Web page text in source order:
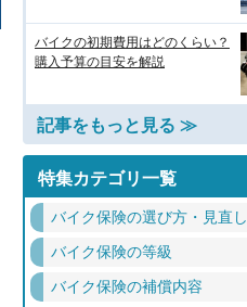
バイクの初期費用はどのくらい？
購入予算の目安を解説
記事をもっと見る ≫
特集カテゴリ一覧
バイク保険の選び方・見直し
バイク保険の等級
バイク保険の補償内容